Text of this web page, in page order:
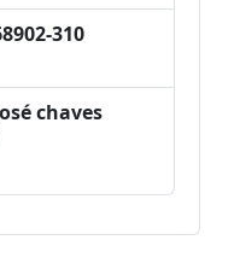
310
chaves